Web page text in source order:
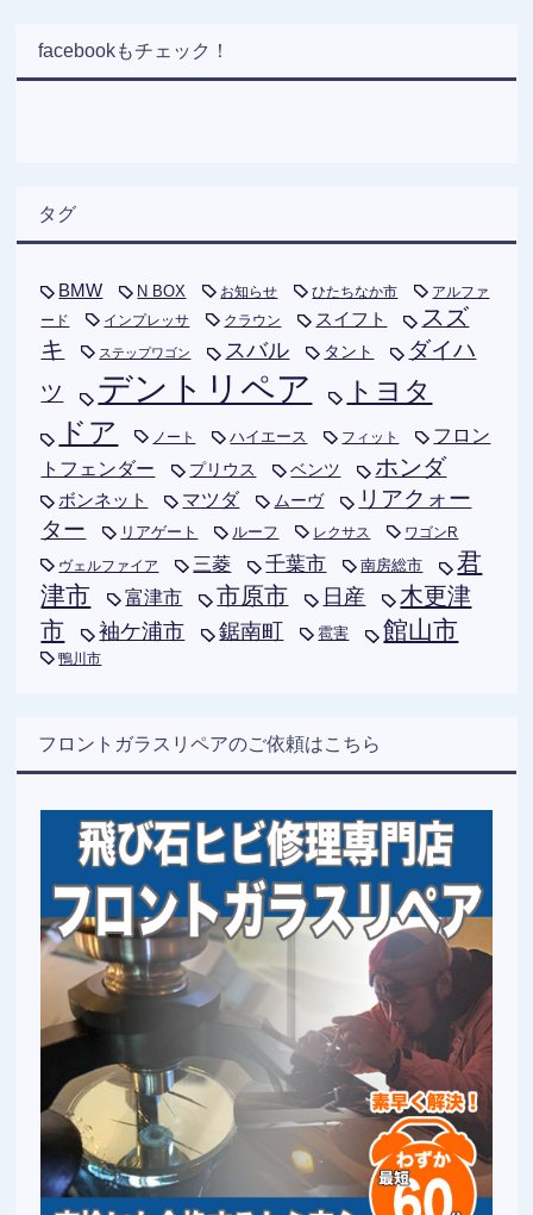
facebookもチェック！
タグ
BMW N BOX お知らせ ひたちなか市
アルファ
ード
インプレッサ クラウン スイフト
スズ
キ
ステップワゴン スバル タント
ダイハ
ツ
デントリペア
トヨタ
ドア
ノート ハイエース フィット
フロン
トフェンダー
プリウス ベンツ ホンダ
ボンネット マツダ ムーヴ
リアクォー
ター
リアゲート ルーフ レクサス ワゴンR
ヴェルファイア 三菱 千葉市 南房総市
君
津市
富津市 市原市 日産
木更津
市
袖ケ浦市 鋸南町 雹害 館山市
鴨川市
フロントガラスリペアのご依頼はこちら